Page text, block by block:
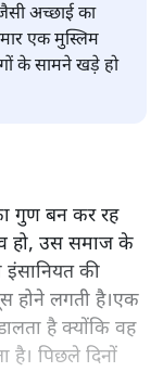
अच्छाई का
एक मुस्लिम
के सामने खड़े हो
गुण बन कर रह
हो, उस समाज के
इंसानियत की
होने लगती है।एक
है क्योंकि वह
है। पिछले दिनों